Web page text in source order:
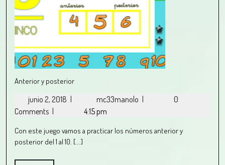
Anterior y posterior
junio 2, 2018 mc33manolo
0
Comments
4:15 pm
Con este juego vamos a practicar los números anterior y
posterior del 1 al 10. [...]